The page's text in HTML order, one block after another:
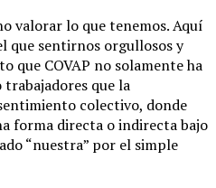
valorar lo que tenemos. Aquí
que sentirnos orgullosos y
que COVAP no solamente ha
que la
colectivo, donde
forma directa o indirecta bajo
“nuestra” por el simple